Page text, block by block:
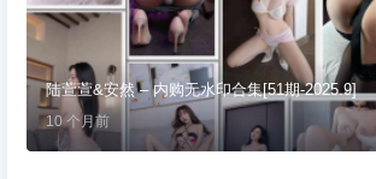
陆萱萱&安然 – 内购无水印合集[51期-2025.9]
10 个月前